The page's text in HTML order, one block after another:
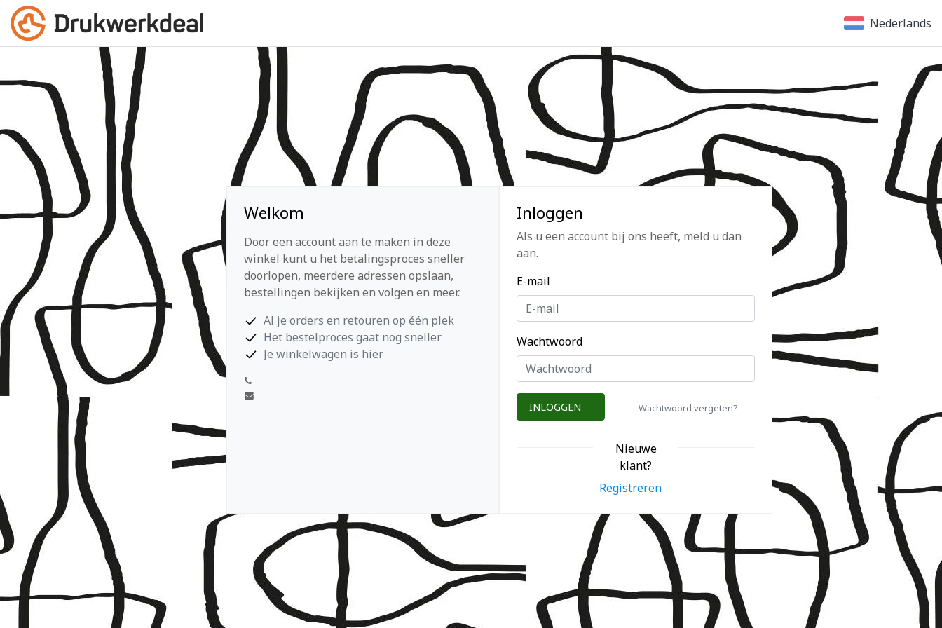
Nederlands
Welkom
Door een account aan te maken in deze
winkel kunt u het betalingsproces sneller
doorlopen, meerdere adressen opslaan,
bestellingen bekijken en volgen en meer.
Al je orders en retouren op één plek
Het bestelproces gaat nog sneller
Je winkelwagen is hier
Inloggen
Als u een account bij ons heeft, meld u dan
aan.
E-mail
Wachtwoord
INLOGGEN Wachtwoord vergeten?
Nieuwe
klant?
Registreren